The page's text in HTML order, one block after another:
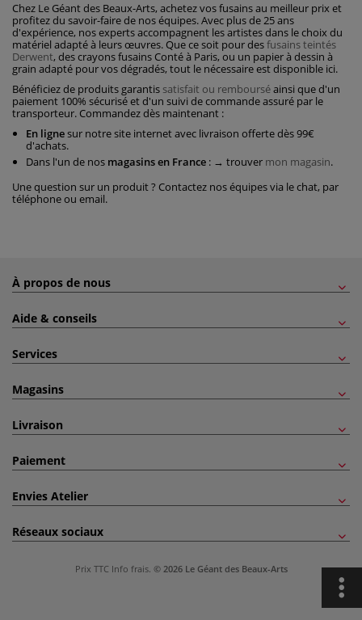
Chez Le Géant des Beaux-Arts, achetez vos fusains au meilleur prix et
profitez du savoir-faire de nos équipes. Avec plus de 25 ans
d'expérience, nos experts accompagnent les artistes dans le choix du
matériel adapté à leurs œuvres. Que ce soit pour desfusains teintés
Derwent, des crayons fusains Conté à Paris, ou un papier à dessin à
grain adapté pour vos dégradés, tout le nécessaire est disponible ici.
Bénéficiez de produits garantis satisfait ou rembourséainsi que d'un
paiement 100% sécurisé et d'un suivi de commande assuré par le
transporteur. Commandez dès maintenant :
En lignesur notre site internet avec livraison offerte dès 99€
d'achats.
Dans l'un de nos magasins en France : → trouver mon magasin.
Une question sur un produit ? Contactez nos équipes via le chat, par
téléphone ou email.
À propos de nous
Aide & conseils
Services
Magasins
Livraison
Paiement
Envies Atelier
Réseaux sociaux
Prix TTC Info frais. © 2026 Le Géant des Beaux-Arts